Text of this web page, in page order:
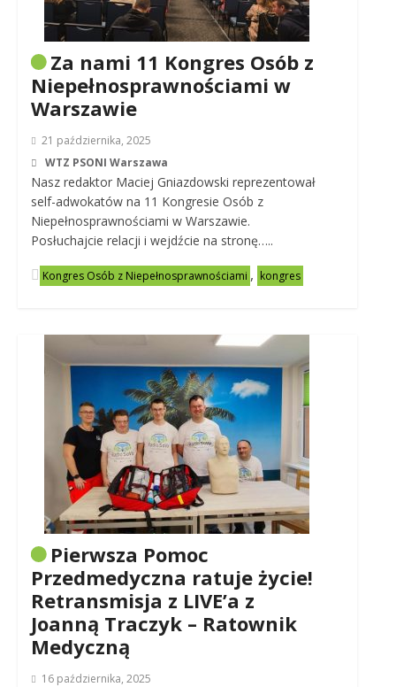
Za nami 11 Kongres Osób z
Niepełnosprawnościami w
Warszawie
21 października, 2025
WTZ PSONI Warszawa
Nasz redaktor Maciej Gniazdowski reprezentował
self-adwokatów na 11 Kongresie Osób z
Niepełnosprawnościami w Warszawie.
Posłuchajcie relacji i wejdźcie na stronę…..
Kongres Osób z Niepełnosprawnościami , kongres
Pierwsza Pomoc
Przedmedyczna ratuje życie!
Retransmisja z LIVE’a z
Joanną Traczyk – Ratownik
Medyczną
16 października, 2025